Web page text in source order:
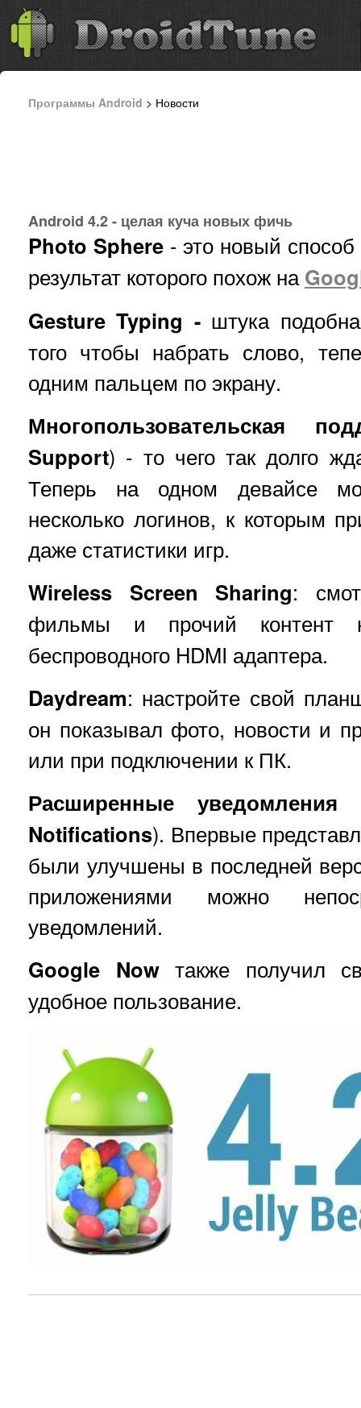
Программы Android > Новости
Android 4.2 - целая куча новых фичь
Photo Sphere - это новый
результат которого похож на
Gesture Typing -штука
того чтобы набрать слово,
одним пальцем по экрану.
Многопользовательская
Support) - то чего так долго
Теперь на одном девайсе
несколько логинов, к которым
даже статистики игр.
Wireless Screen Sharing:
фильмы и прочий
беспроводного HDMI адаптера.
Daydream: настройте свой
он показывал фото, новости и
или при подключении к ПК.
Расширенные уведомления
Notifications). Впервые
были улучшены в последней
приложениями можно
уведомлений.
Google Nowтакже получил
удобное пользование.